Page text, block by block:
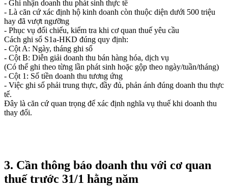
- Ghi nhận doanh thu phát sinh thực tế
- Là căn cứ xác định hộ kinh doanh còn thuộc diện dưới 500 triệu
hay đã vượt ngưỡng
- Phục vụ đối chiếu, kiểm tra khi cơ quan thuế yêu cầu
Cách ghi sổ S1a-HKD đúng quy định:
- Cột A: Ngày, tháng ghi sổ
- Cột B: Diễn giải doanh thu bán hàng hóa, dịch vụ
(Có thể ghi theo từng lần phát sinh hoặc gộp theo ngày/tuần/tháng)
- Cột 1: Số tiền doanh thu tương ứng
- Việc ghi sổ phải trung thực, đầy đủ, phản ánh đúng doanh thu thực
tế.
Đây là căn cứ quan trọng để xác định nghĩa vụ thuế khi doanh thu
thay đổi.
3. Cần thông báo doanh thu với cơ quan
thuế trước 31/1 hằng năm